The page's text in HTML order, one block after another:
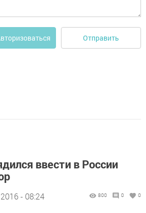
Отправить
ввести в России
- 08:24 800 0 0